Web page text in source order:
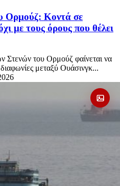
Ορμούζ: Κοντά σε
με τους όρους που θέλει
Στενών του Ορμούζ φαίνεται να
μεταξύ Ουάσινγκ...